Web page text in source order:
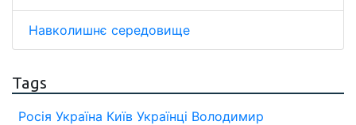
Навколишнє середовище
Tags
Росія Україна Київ Українці Володимир